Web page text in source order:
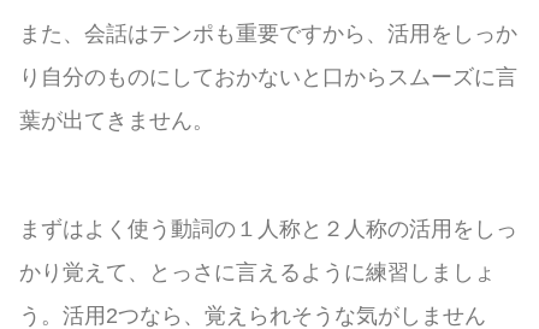
また、会話はテンポも重要ですから、活用をしっか
り自分のものにしておかないと口からスムーズに言
葉が出てきません。
まずはよく使う動詞の１人称と２人称の活用をしっ
かり覚えて、とっさに言えるように練習しましょ
う。活用2つなら、覚えられそうな気がしません